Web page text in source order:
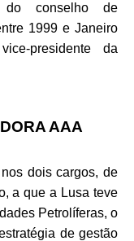
do conselho de
1999 e Janeiro
presidente da
AAA
dois cargos, de
a que a Lusa teve
Petrolíferas, o
de gestão